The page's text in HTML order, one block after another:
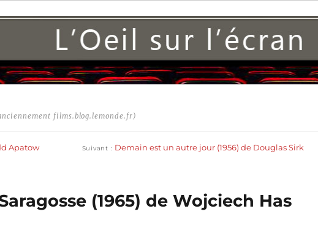
films.blog.lemonde.fr)
Apatow Suivant Demain est un autre jour (1956) de Douglas Sirk
(1965) de Wojciech Has